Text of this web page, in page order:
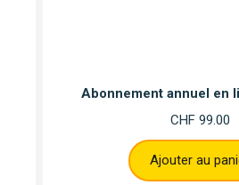
Abonnement annuel en
CHF99.00
Ajouter au